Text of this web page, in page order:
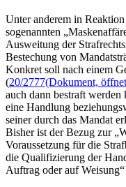
Unter anderem in
sogenannten
Ausweitung der
Bestechung von
Konkret soll nach einem
(20/2777(Dokument,
auch dann bestraft
eine Handlung
seiner durch das Mandat
Bisher ist der Bezug zur
Voraussetzung für die
die Qualifizierung der
Auftrag oder auf